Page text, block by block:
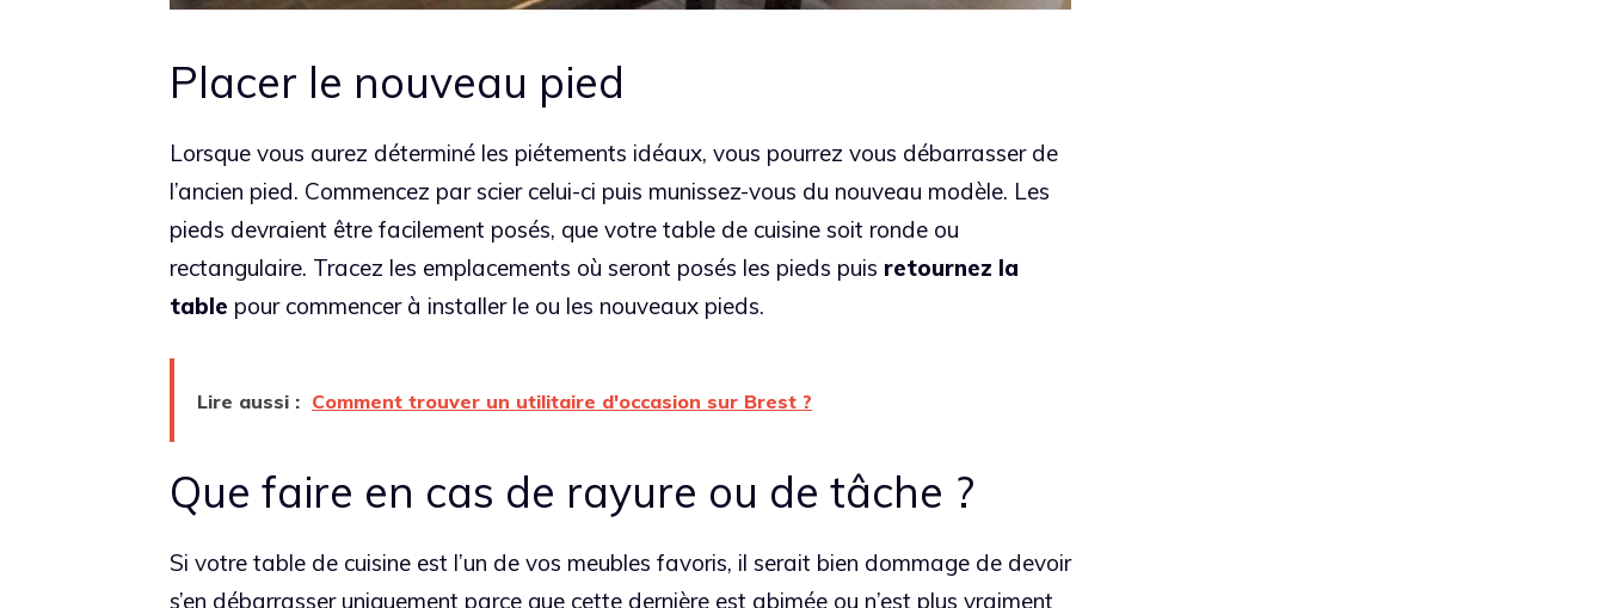
Placer le nouveau pied
Lorsque vous aurez déterminé les piétements idéaux, vous pourrez vous débarrasser de
l’ancien pied. Commencez par scier celui-ci puis munissez-vous du nouveau modèle. Les
pieds devraient être facilement posés, que votre table de cuisine soit ronde ou
rectangulaire. Tracez les emplacements où seront posés les pieds puis retournez la
table pour commencer à installer le ou les nouveaux pieds.
Lire aussi : Comment trouver un utilitaire d'occasion sur Brest ?
Que faire en cas de rayure ou de tâche ?
Si votre table de cuisine est l’un de vos meubles favoris, il serait bien dommage de devoir
s’en débarrasser uniquement parce que cette dernière est abimée ou n’est plus vraiment